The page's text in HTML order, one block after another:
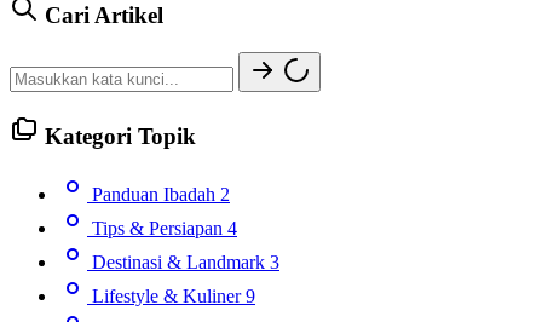
Cari Artikel
Kategori Topik
Panduan Ibadah 2
Tips & Persiapan 4
Destinasi & Landmark 3
Lifestyle & Kuliner9